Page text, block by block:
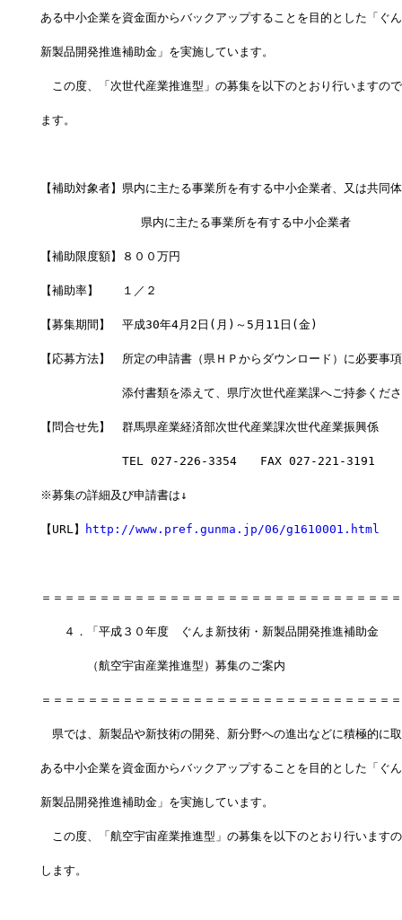
ある中小企業を資金面からバックアップすることを目的とした「ぐ
新製品開発推進補助金」を実施しています。
この度、「次世代産業推進型」の募集を以下のとおり行いますの
ます。
【補助対象者】県内に主たる事業所を有する中小企業者、又は共同
              県内に主たる事業所を有する中小企業者
【補助限度額】８００万円
【補助率】　　１／２
【募集期間】　平成30年4月2日(月)～5月11日(金)
【応募方法】　所定の申請書（県ＨＰからダウンロード）に必要事
添付書類を添えて、県庁次世代産業課へご持参くださ
【問合せ先】　群馬県産業経済部次世代産業課次世代産業振興係
TEL 027-226-3354　　FAX 027-221-3191
※募集の詳細及び申請書は↓
【URL】 http://www.pref.gunma.jp/06/g1610001.html
＝＝＝＝＝＝＝＝＝＝＝＝＝＝＝＝＝＝＝＝＝＝＝＝＝＝＝＝＝＝
４．「平成３０年度　ぐんま新技術・新製品開発推進補助金
（航空宇宙産業推進型）募集のご案内
＝＝＝＝＝＝＝＝＝＝＝＝＝＝＝＝＝＝＝＝＝＝＝＝＝＝＝＝＝＝
県では、新製品や新技術の開発、新分野への進出などに積極的に
ある中小企業を資金面からバックアップすることを目的とした「ぐ
新製品開発推進補助金」を実施しています。
この度、「航空宇宙産業推進型」の募集を以下のとおり行います
します。